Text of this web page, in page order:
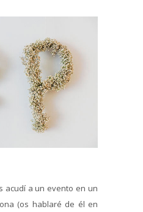
acudí a un evento en un
(os hablaré de él en